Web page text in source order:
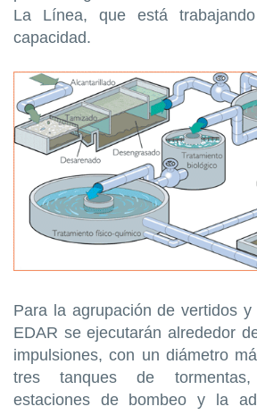
La Línea, que está
capacidad.
Para la agrupación de vertidos
EDAR se ejecutarán alrededor
impulsiones, con un diámetro
tres tanques de
estaciones de bombeo y la